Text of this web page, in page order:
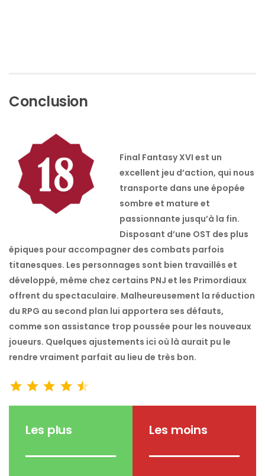
Conclusion
Final Fantasy XVI est un
excellent jeu d’action, qui nous
transporte dans une épopée
sombre et mature et
passionnante jusqu’à la fin.
Disposant d’une OST des plus
épiques pour accompagner des combats parfois
titanesques. Les personnages sont bien travaillés et
développé, même chez certains PNJ et les Primordiaux
offrent du spectaculaire. Malheureusement la réduction
du RPG au second plan lui apportera ses défauts,
comme son assistance trop poussée pour les nouveaux
joueurs. Quelques ajustements ici où là aurait pu le
rendre vraiment parfait au lieu de très bon.
⭐⭐⭐ ⭐⭐
Les plus Les moins